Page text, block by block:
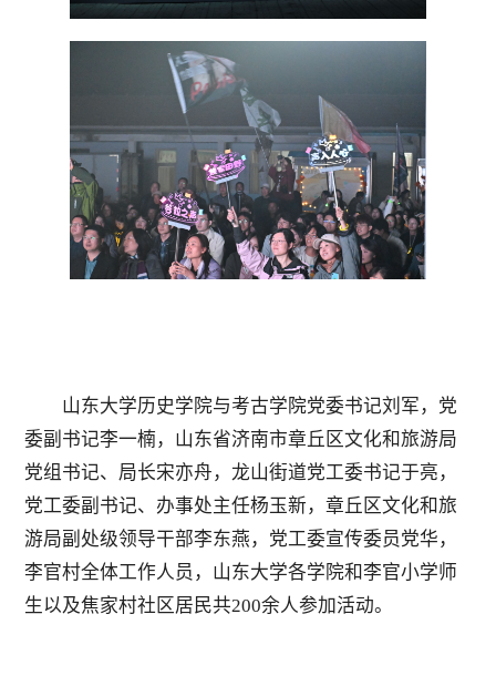
山东大学历史学院与考古学院党委书记刘军，党
委副书记李一楠，山东省济南市章丘区文化和旅游局
党组书记、局长宋亦舟，龙山街道党工委书记于亮，
党工委副书记、办事处主任杨玉新，章丘区文化和旅
游局副处级领导干部李东燕，党工委宣传委员党华，
李官村全体工作人员，山东大学各学院和李官小学师
生以及焦家村社区居民共200余人参加活动。